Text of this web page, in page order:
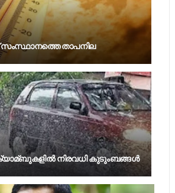
സംസ്ഥാനത്തെ താപനില
നിരവധി കുടുംബങ്ങൾ